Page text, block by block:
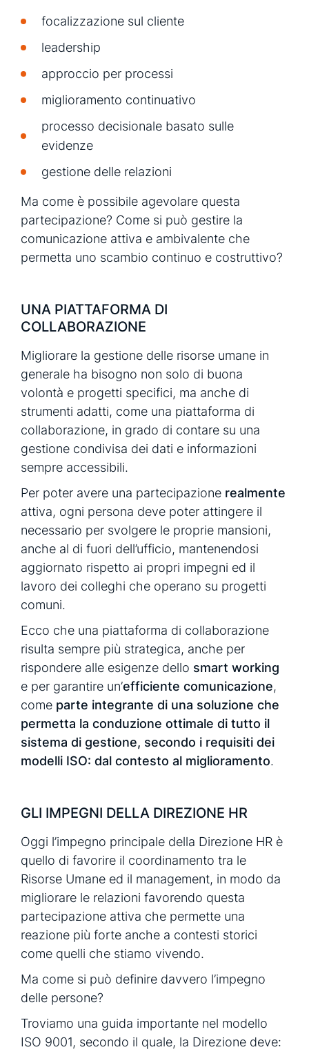
focalizzazione sul cliente
leadership
approccio per processi
miglioramento continuativo
processo decisionale basato sulle
evidenze
gestione delle relazioni
Ma come è possibile agevolare questa
partecipazione? Come si può gestire la
comunicazione attiva e ambivalente che
permetta uno scambio continuo e costruttivo?
UNA PIATTAFORMA DI
COLLABORAZIONE
Migliorare la gestione delle risorse umane in
generale ha bisogno non solo di buona
volontà e progetti specifici, ma anche di
strumenti adatti, come una piattaforma di
collaborazione, in grado di contare su una
gestione condivisa dei dati e informazioni
sempre accessibili.
Per poter avere una partecipazione realmente
attiva, ogni persona deve poter attingere il
necessario per svolgere le proprie mansioni,
anche al di fuori dell’ufficio, mantenendosi
aggiornato rispetto ai propri impegni ed il
lavoro dei colleghi che operano su progetti
comuni.
Ecco che una piattaforma di collaborazione
risulta sempre più strategica, anche per
rispondere alle esigenze dello smart working
e per garantire un’efficiente comunicazione,
come parte integrante di una soluzione che
permetta la conduzione ottimale di tutto il
sistema di gestione, secondo i requisiti dei
modelli ISO: dal contesto al miglioramento.
GLI IMPEGNI DELLA DIREZIONE HR
Oggi l’impegno principale della Direzione HR è
quello di favorire il coordinamento tra le
Risorse Umane ed il management, in modo da
migliorare le relazioni favorendo questa
partecipazione attiva che permette una
reazione più forte anche a contesti storici
come quelli che stiamo vivendo.
Ma come si può definire davvero l’impegno
delle persone?
Troviamo una guida importante nel modello
ISO 9001, secondo il quale, la Direzione deve: